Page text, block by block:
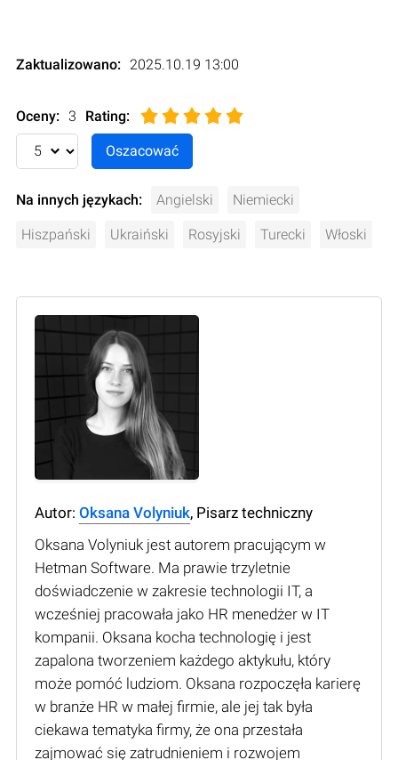
Zaktualizowano: 2025.10.19 13:00
Oceny: 3 Rating:
Na innych językach: Angielski Niemiecki
Hiszpański Ukraiński Rosyjski Turecki Włoski
Autor: Oksana Volyniuk, Pisarz techniczny
Oksana Volyniuk jest autorem pracującym w
Hetman Software. Ma prawie trzyletnie
doświadczenie w zakresie technologii IT, a
wcześniej pracowała jako HR menedżer w IT
kompanii. Oksana kocha technologię i jest
zapalona tworzeniem każdego aktykułu, który
może pomóć ludziom. Oksana rozpoczęła karierę
w branże HR w małej firmie, ale jej tak była
ciekawa tematyka firmy, że ona przestała
zajmować się zatrudnieniem i rozwojem